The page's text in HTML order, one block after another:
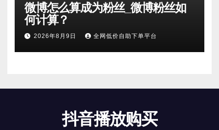
微博怎么算成为粉丝_微博粉丝如
何计算？
2026年8月9日 全网低价自助下单平台
抖音播放购买